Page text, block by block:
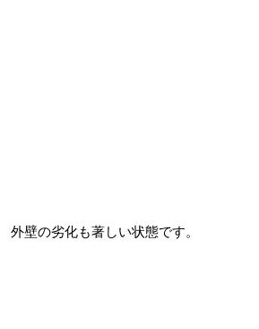
外壁の劣化も著しい状態です。